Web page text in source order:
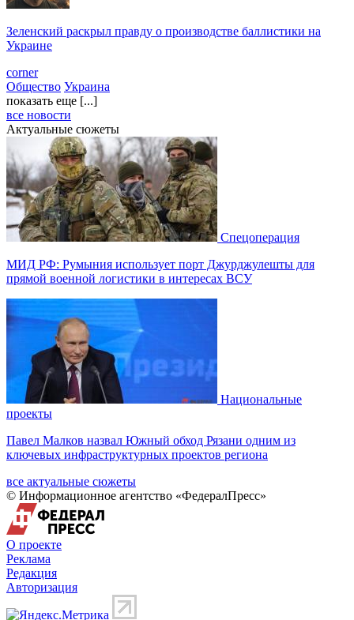
Зеленский раскрыл правду о производстве баллистики на
Украине
corner
Общество Украина
показать еще [...]
все новости
Актуальные сюжеты
Спецоперация
МИД РФ: Румыния использует порт Джурджулешты для
прямой военной логистики в интересах ВСУ
Национальные
проекты
Павел Малков назвал Южный обход Рязани одним из
ключевых инфраструктурных проектов региона
все актуальные сюжеты
© Информационное агентство «ФедералПресс»
О проекте
Реклама
Редакция
Авторизация